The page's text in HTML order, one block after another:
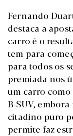
Fernando
destaca a
carro é o
tem para
para todos os
premiada nos
um carro
B-SUV,
citadino puro
permite faz